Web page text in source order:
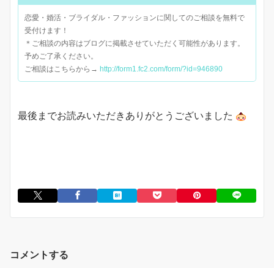
恋愛・婚活・ブライダル・ファッションに関してのご相談を無料で
受付けます！
＊ご相談の内容はブログに掲載させていただく可能性があります。
予めご了承ください。
ご相談はこちらから→ http://form1.fc2.com/form/?id=946890
最後までお読みいただきありがとうございました
コメントする